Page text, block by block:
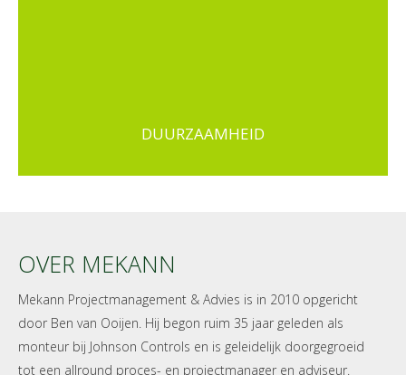
DUURZAAMHEID
OVER MEKANN
Mekann Projectmanagement & Advies is in 2010 opgericht
door Ben van Ooijen. Hij begon ruim 35 jaar geleden als
monteur bij Johnson Controls en is geleidelijk doorgegroeid
tot een allround proces- en projectmanager en adviseur.